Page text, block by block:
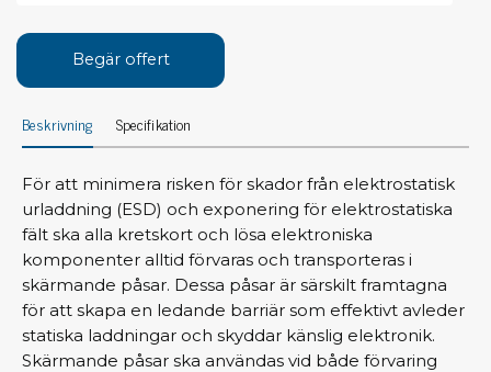
Begär offert
Beskrivning Specifikation
För att minimera risken för skador från elektrostatisk
urladdning (ESD) och exponering för elektrostatiska
fält ska alla kretskort och lösa elektroniska
komponenter alltid förvaras och transporteras i
skärmande påsar. Dessa påsar är särskilt framtagna
för att skapa en ledande barriär som effektivt avleder
statiska laddningar och skyddar känslig elektronik.
Skärmande påsar ska användas vid både förvaring